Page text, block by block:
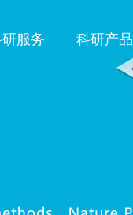
服务 科研产品